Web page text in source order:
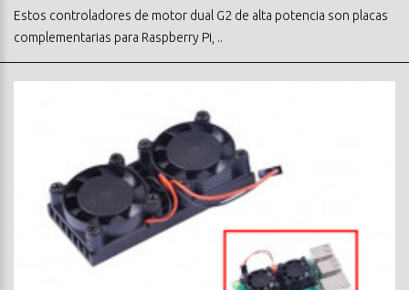
Estos controladores de motor dual G2 de alta potencia son placas
complementarias para Raspberry Pi, ..